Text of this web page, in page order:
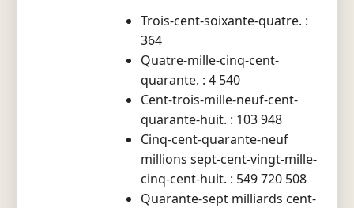
Trois-cent-soixante-quatre. :
364
Quatre-mille-cinq-cent-
quarante. : 4 540
Cent-trois-mille-neuf-cent-
quarante-huit. : 103 948
Cinq-cent-quarante-neuf
millions sept-cent-vingt-mille-
cinq-cent-huit. : 549 720 508
Quarante-sept milliards cent-